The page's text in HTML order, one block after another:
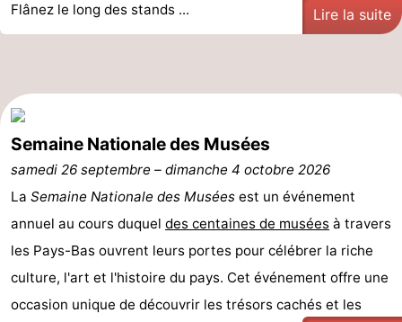
Flânez le long des stands ...
Lire la suite
Semaine Nationale des Musées
samedi 26 septembre – dimanche 4 octobre 2026
La Semaine Nationale des Musées est un événement
annuel au cours duquel des centaines de musées à travers
les Pays-Bas ouvrent leurs portes pour célébrer la riche
culture, l'art et l'histoire du pays. Cet événement offre une
occasion unique de découvrir les trésors cachés et les